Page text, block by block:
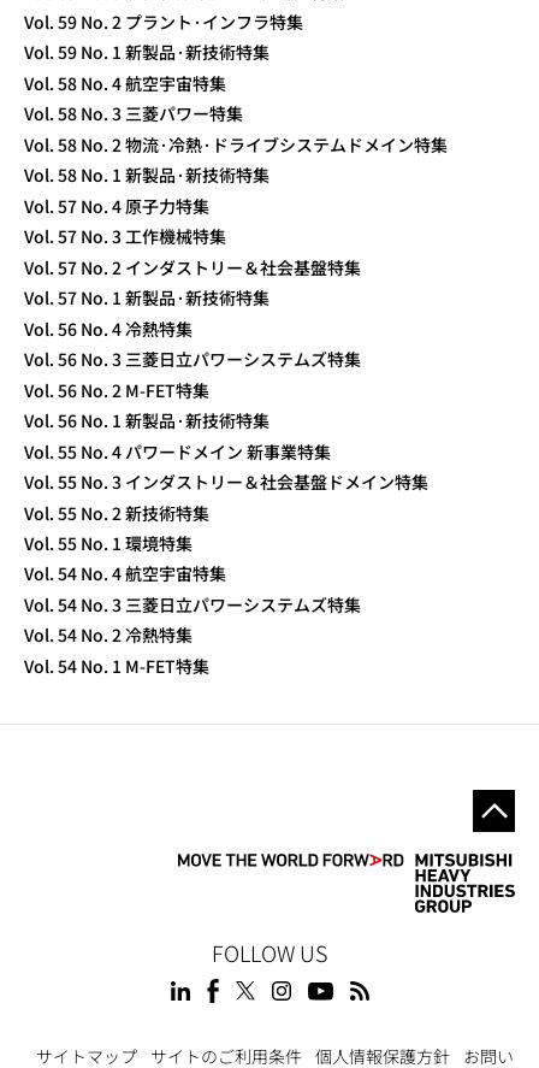
Vol. 59 No. 2 プラント·インフラ特集
Vol. 59 No. 1 新製品·新技術特集
Vol. 58 No. 4 航空宇宙特集
Vol. 58 No. 3 三菱パワー特集
Vol. 58 No. 2 物流·冷熱·ドライブシステムドメイン特集
Vol. 58 No. 1 新製品·新技術特集
Vol. 57 No. 4 原子力特集
Vol. 57 No. 3 工作機械特集
Vol. 57 No. 2 インダストリー＆社会基盤特集
Vol. 57 No. 1 新製品·新技術特集
Vol. 56 No. 4 冷熱特集
Vol. 56 No. 3 三菱日立パワーシステムズ特集
Vol. 56 No. 2 M-FET特集
Vol. 56 No. 1 新製品·新技術特集
Vol. 55 No. 4 パワードメイン 新事業特集
Vol. 55 No. 3 インダストリー＆社会基盤ドメイン特集
Vol. 55 No. 2 新技術特集
Vol. 55 No. 1 環境特集
Vol. 54 No. 4 航空宇宙特集
Vol. 54 No. 3 三菱日立パワーシステムズ特集
Vol. 54 No. 2 冷熱特集
Vol. 54 No. 1 M-FET特集
FOLLOW US
サイトマップ サイトのご利用条件 個人情報保護方針
お問い